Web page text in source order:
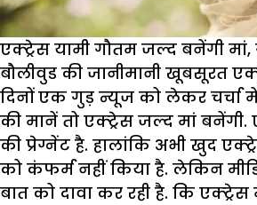
एक्ट्रेस यामी गौतम जल्द बनेंगी
बौलीवुड की जानीमानी खूबसूरत
दिनों एक गुड़ न्यूज को लेकर चर्चा में
की मानें तो एक्ट्रेस जल्द मां बनेंगी.
की प्रेग्नेंट है. हालांकि अभी खुद
को कंफर्म नहीं किया है. लेकिन
बात को दावा कर रही है. कि